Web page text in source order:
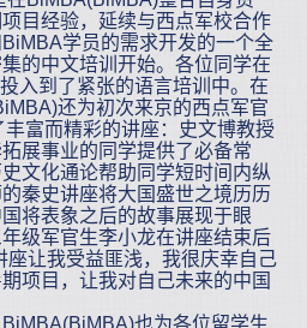
目经验，延续与西点军校合作
学员的需求开发的一个全
的中文培训开始。各位同学在
入到了紧张的语言培训中。在
还为初次来京的西点军官
富而精彩的讲座：史文博教授
展事业的同学提供了必备常
文化通论帮助同学短时间内纵
秦史讲座将大国盛世之境历历
将表象之后的故事展现于眼
级军官生李小龙在讲座结束后
座让我受益匪浅，我很庆幸自己
项目，让我对自己未来的中国
也为各位留学生